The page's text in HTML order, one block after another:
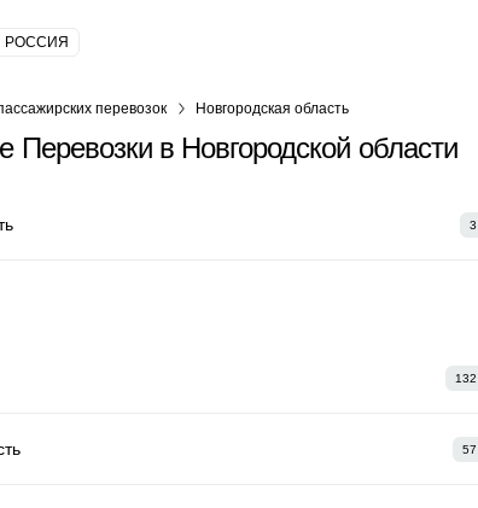
РОССИЯ
перевозок Новгородская область
Перевозки в Новгородской области
3
132
57